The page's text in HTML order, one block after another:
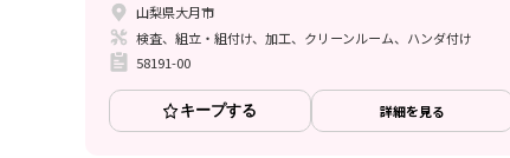
山梨県大月市
検査、組立・組付け、加工、クリーンルーム、ハンダ付け
58191-00
キープする 詳細を見る